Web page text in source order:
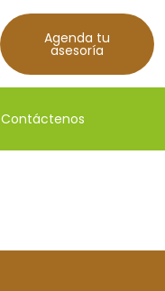
Agenda tu
asesoría
Contáctenos